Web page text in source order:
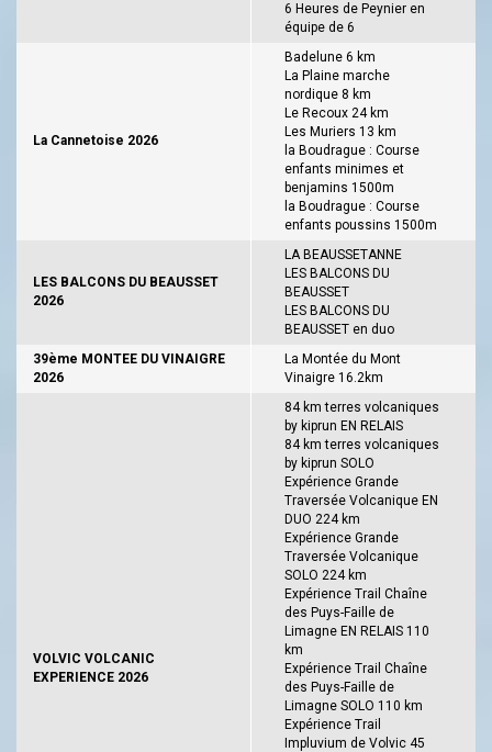
6 Heures de Peynier en
équipe de 6
La Cannetoise 2026
Badelune 6 km
La Plaine marche
nordique 8 km
Le Recoux 24 km
Les Muriers 13 km
la Boudrague : Course
enfants minimes et
benjamins 1500m
la Boudrague : Course
enfants poussins 1500m
LES BALCONS DU BEAUSSET
2026
LA BEAUSSETANNE
LES BALCONS DU
BEAUSSET
LES BALCONS DU
BEAUSSET en duo
39ème MONTEE DU VINAIGRE
2026
La Montée du Mont
Vinaigre 16.2km
VOLVIC VOLCANIC
EXPERIENCE 2026
84 km terres volcaniques
by kiprun EN RELAIS
84 km terres volcaniques
by kiprun SOLO
Expérience Grande
Traversée Volcanique EN
DUO 224 km
Expérience Grande
Traversée Volcanique
SOLO 224 km
Expérience Trail Chaîne
des Puys-Faille de
Limagne EN RELAIS 110
km
Expérience Trail Chaîne
des Puys-Faille de
Limagne SOLO 110 km
Expérience Trail
Impluvium de Volvic 45